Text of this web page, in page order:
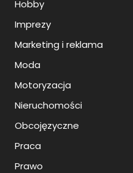
Hobby
Imprezy
Marketing i reklama
Moda
Motoryzacja
Nieruchomości
Obcojęzyczne
Praca
Prawo